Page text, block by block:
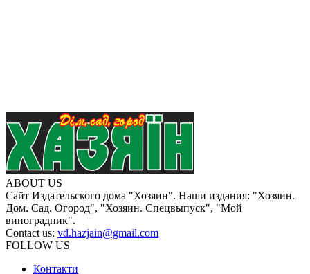
ABOUT US
Сайт Издательского дома "Хозяин". Наши издания: "Хозяин.
Дом. Сад. Огород", "Хозяин. Спецвыпуск", "Мой
виноградник".
Contact us: vd.hazjain@gmail.com
FOLLOW US
Контакти